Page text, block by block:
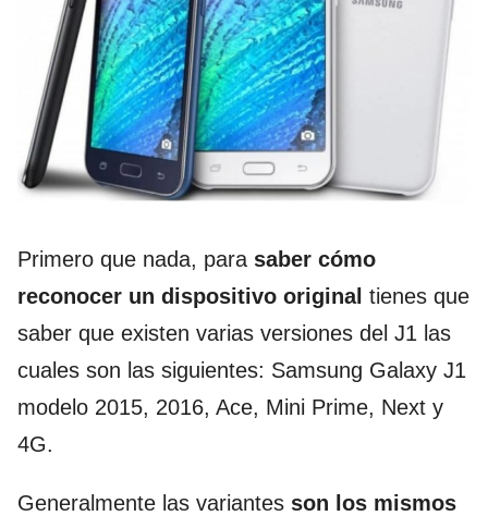
Primero que nada, para saber cómo
reconocer un dispositivo original tienes que
saber que existen varias versiones del J1 las
cuales son las siguientes: Samsung Galaxy J1
modelo 2015, 2016, Ace, Mini Prime, Next y
4G.
Generalmente las variantes son los mismos